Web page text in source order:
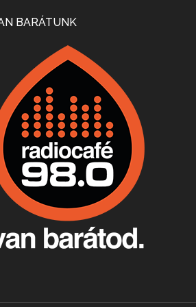
Apr 24, 2026 • 00:38:10
Villány, kékfrankos, Jackfall
Apr 17, 2026 • 00:35:38
Apr 9, 2026 • 00:37:17
BARÁTUNK